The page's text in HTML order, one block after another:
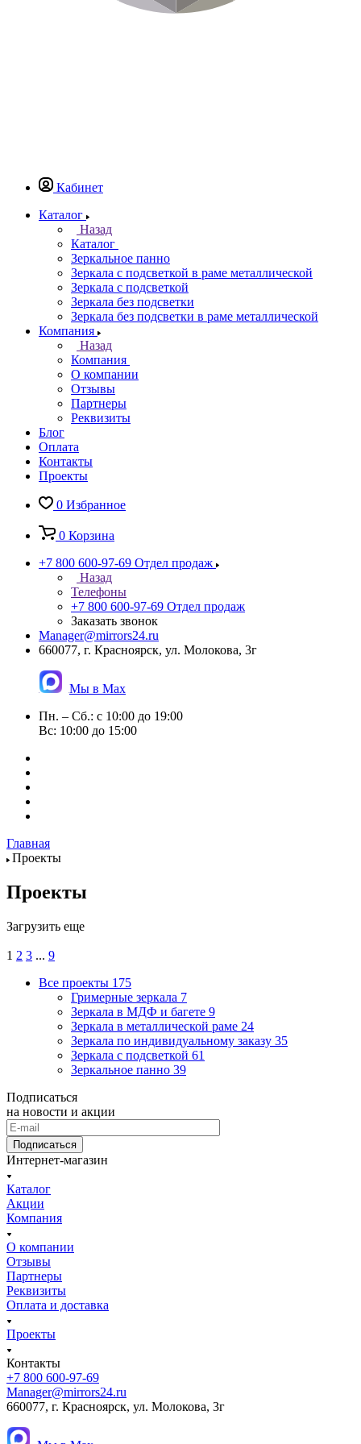
Кабинет
Каталог
Назад
Каталог
Зеркальное панно
Зеркала с подсветкой в раме металлической
Зеркала с подсветкой
Зеркала без подсветки
Зеркала без подсветки в раме металлической
Компания
Назад
Компания
О компании
Отзывы
Партнеры
Реквизиты
Блог
Оплата
Контакты
Проекты
0 Избранное
0 Корзина
+7 800 600-97-69 Отдел продаж
Назад
Телефоны
+7 800 600-97-69 Отдел продаж
Заказать звонок
Manager@mirrors24.ru
660077, г. Красноярск, ул. Молокова, 3г
Мы в Max
Пн. – Сб.: с 10:00 до 19:00
Вс: 10:00 до 15:00
Главная
Проекты
Проекты
Загрузить еще
1 2 3 ... 9
Все проекты 175
Гримерные зеркала 7
Зеркала в МДФ и багете 9
Зеркала в металлической раме 24
Зеркала по индивидуальному заказу 35
Зеркала с подсветкой 61
Зеркальное панно 39
Подписаться
на новости и акции
Подписаться
Интернет-магазин
Каталог
Акции
Компания
О компании
Отзывы
Партнеры
Реквизиты
Оплата и доставка
Проекты
Контакты
+7 800 600-97-69
Manager@mirrors24.ru
660077, г. Красноярск, ул. Молокова, 3г